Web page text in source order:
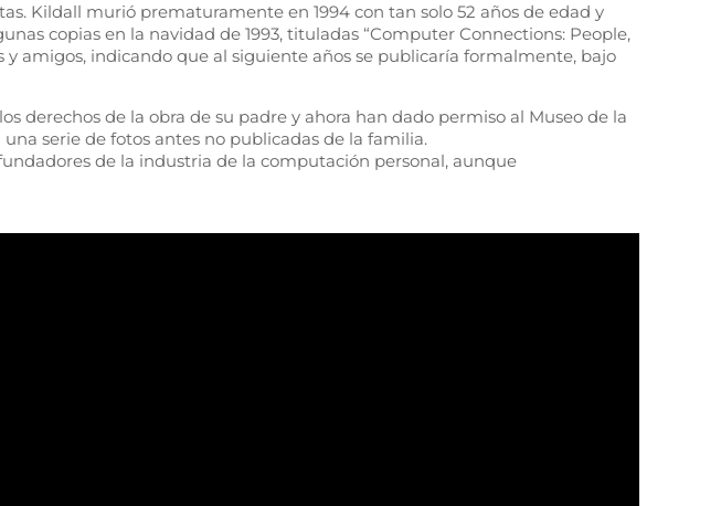
Kildall murió prematuramente en 1994 con tan solo 52 años de edad y
copias en la navidad de 1993, tituladas “Computer Connections: People,
amigos, indicando que al siguiente años se publicaría formalmente, bajo
derechos de la obra de su padre y ahora han dado permiso al Museo de la
serie de fotos antes no publicadas de la familia.
de la industria de la computación personal, aunque